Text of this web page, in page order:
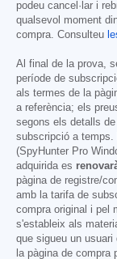
podeu cancel·lar i
qualsevol moment
compra. Consulteu
Al final de la prova,
període de
als termes de la
a referència; els
segons els detalls
subscripció a
(SpyHunter Pro
adquirida es
pàgina de registre/
amb la tarifa de
compra original i pel
s'estableix als
que sigueu un
la pàgina de compra